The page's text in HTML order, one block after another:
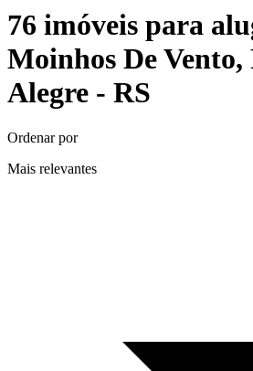
76 imóveis para
Moinhos De Vento,
Alegre - RS
Ordenar por
Mais relevantes